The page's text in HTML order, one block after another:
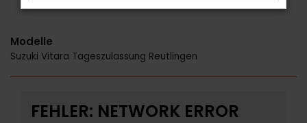
Modelle
Suzuki Vitara Tageszulassung Reutlingen
FEHLER: NETWORK ERROR